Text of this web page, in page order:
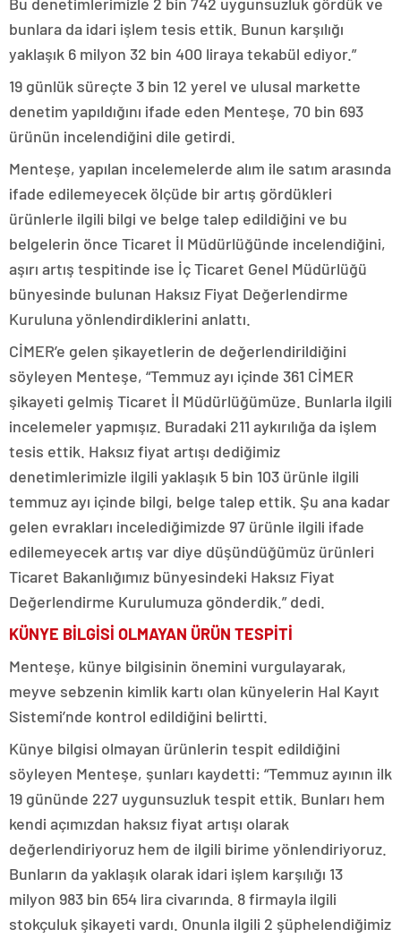
bunlara da idari işlem tesis ettik. Bunun karşılığı
yaklaşık 6 milyon 32 bin 400 liraya tekabül ediyor.”
19 günlük süreçte 3 bin 12 yerel ve ulusal markette
denetim yapıldığını ifade eden Menteşe, 70 bin 693
ürünün incelendiğini dile getirdi.
Menteşe, yapılan incelemelerde alım ile satım arasında
ifade edilemeyecek ölçüde bir artış gördükleri
ürünlerle ilgili bilgi ve belge talep edildiğini ve bu
belgelerin önce Ticaret İl Müdürlüğünde incelendiğini,
aşırı artış tespitinde ise İç Ticaret Genel Müdürlüğü
bünyesinde bulunan Haksız Fiyat Değerlendirme
Kuruluna yönlendirdiklerini anlattı.
CİMER’e gelen şikayetlerin de değerlendirildiğini
söyleyen Menteşe, “Temmuz ayı içinde 361 CİMER
şikayeti gelmiş Ticaret İl Müdürlüğümüze. Bunlarla ilgili
incelemeler yapmışız. Buradaki 211 aykırılığa da işlem
tesis ettik. Haksız fiyat artışı dediğimiz
denetimlerimizle ilgili yaklaşık 5 bin 103 ürünle ilgili
temmuz ayı içinde bilgi, belge talep ettik. Şu ana kadar
gelen evrakları incelediğimizde 97 ürünle ilgili ifade
edilemeyecek artış var diye düşündüğümüz ürünleri
Ticaret Bakanlığımız bünyesindeki Haksız Fiyat
Değerlendirme Kurulumuza gönderdik.” dedi.
KÜNYE BİLGİSİ OLMAYAN ÜRÜN TESPİTİ
Menteşe, künye bilgisinin önemini vurgulayarak,
meyve sebzenin kimlik kartı olan künyelerin Hal Kayıt
Sistemi’nde kontrol edildiğini belirtti.
Künye bilgisi olmayan ürünlerin tespit edildiğini
söyleyen Menteşe, şunları kaydetti: “Temmuz ayının ilk
19 gününde 227 uygunsuzluk tespit ettik. Bunları hem
kendi açımızdan haksız fiyat artışı olarak
değerlendiriyoruz hem de ilgili birime yönlendiriyoruz.
Bunların da yaklaşık olarak idari işlem karşılığı 13
milyon 983 bin 654 lira civarında. 8 firmayla ilgili
stokçuluk şikayeti vardı. Onunla ilgili 2 şüphelendiğimiz